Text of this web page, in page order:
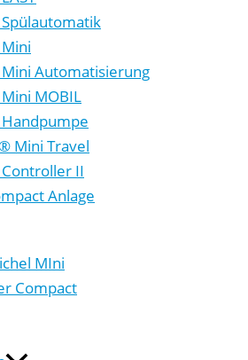
Automatisierung
MOBIL
Mini Travel
II
Anlage
MIni
Compact